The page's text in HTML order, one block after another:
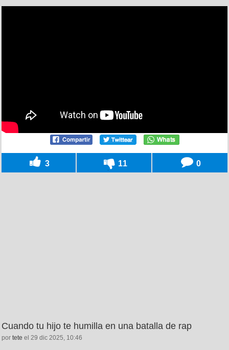
3 11 0
Cuando tu hijo te humilla en una batalla de rap
por tete el 29 dic 2025, 10:46